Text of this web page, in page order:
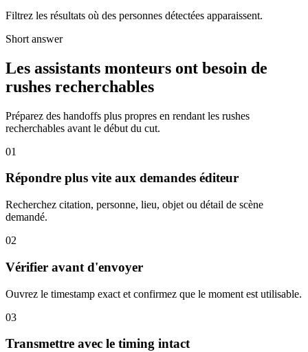
Filtrez les résultats où des personnes détectées apparaissent.
Short answer
Les assistants monteurs ont besoin de
rushes recherchables
Préparez des handoffs plus propres en rendant les rushes
recherchables avant le début du cut.
01
Répondre plus vite aux demandes éditeur
Recherchez citation, personne, lieu, objet ou détail de scène
demandé.
02
Vérifier avant d'envoyer
Ouvrez le timestamp exact et confirmez que le moment est utilisable.
03
Transmettre avec le timing intact